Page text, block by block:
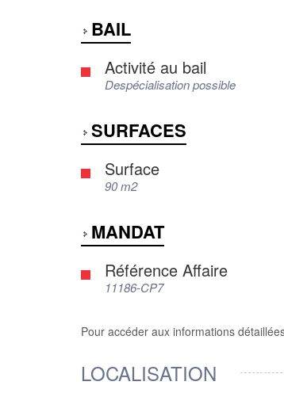
BAIL
Activité au bail
Despécialisation possible
SURFACES
Surface
90 m2
MANDAT
Référence Affaire
11186-CP7
Pour accéder aux informations
LOCALISATION